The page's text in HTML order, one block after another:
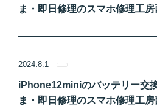
ま・即日修理のスマホ修理工房
2024.8.1
iPhone12miniのバッテリー交
ま・即日修理のスマホ修理工房